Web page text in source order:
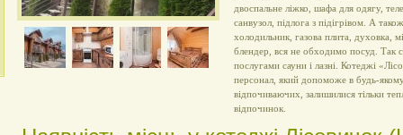
двоспальне ліжко, шафа для одягу,
санвузол, підлога з підігрівом. А
холодильник, газова плита, духовка,
блендер, вся не обходимо посуд. Так
послугами сауни і лазні. Котеджі
персонал, який допоможе в будь-
відпочиваючих, залишилися тільки
відпочинок.